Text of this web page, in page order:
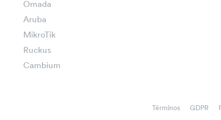
Omada
Aruba
MikroTik
Ruckus
Cambium
Términos GDPR